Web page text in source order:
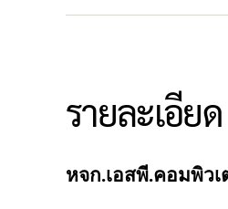
รายละเอียด
หจก.เอสพี.คอมพิวเ